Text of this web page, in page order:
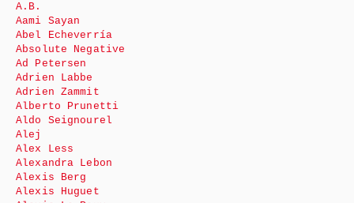
A.B.
Aami Sayan
Abel Echeverría
Absolute Negative
Ad Petersen
Adrien Labbe
Adrien Zammit
Alberto Prunetti
Aldo Seignourel
Alej
Alex Less
Alexandra Lebon
Alexis Berg
Alexis Huguet